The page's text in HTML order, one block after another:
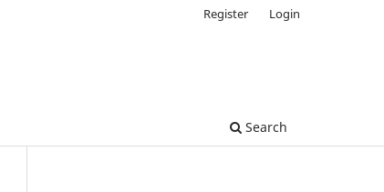
Search
Register Login